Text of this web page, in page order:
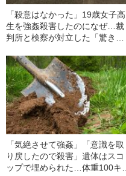
「殺意はなかった」19歳女子高
生を強姦殺害したのになぜ…裁
判所と検察が対立した「驚きの
「気絶させて強姦」「意識を取
り戻したので殺害」遺体はスコ
ップで埋められた…体重100キロ